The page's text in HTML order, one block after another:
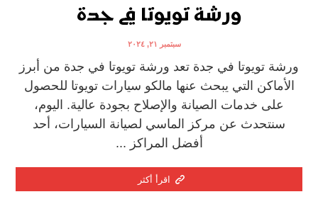
ورشة تويوتا في جدة
سبتمبر ٢١, ٢٠٢٤
ورشة تويوتا في جدة تعد ورشة تويوتا في جدة من أبرز
الأماكن التي يبحث عنها مالكو سيارات تويوتا للحصول
على خدمات الصيانة والإصلاح بجودة عالية. اليوم،
سنتحدث عن مركز الماسي لصيانة السيارات، أحد
أفضل المراكز ...
اقرأ أكثر